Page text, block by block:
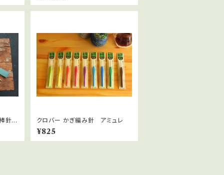
棒針
クロバー かぎ編み針 アミュレ
¥825